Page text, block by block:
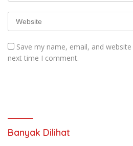
Save my name, email, and
next time I comment.
Banyak Dilihat